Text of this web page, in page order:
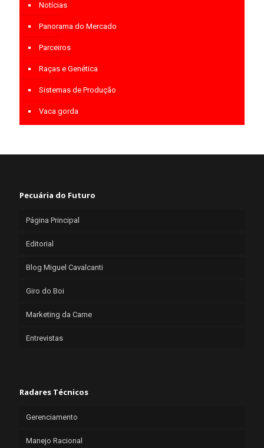
Notícias
Panorama do Mercado
Parceiros
Raças e Genética
Sistemas de Produção
Vaca gorda
Pecuária do Futuro
Página Principal
Editorial
Blog Miguel Cavalcanti
Giro do Boi
Marketing da Carne
Entrevistas
Radares Técnicos
Gerenciamento
Manejo Racional